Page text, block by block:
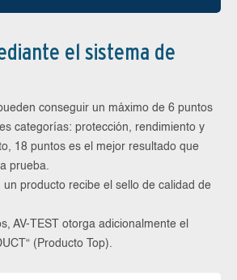
el sistema de
conseguir un máximo de 6 puntos
categorías: protección, rendimiento y
18 puntos es el mejor resultado que
prueba.
un producto recibe el sello de calidad de
AV-TEST otorga adicionalmente el
(Producto Top).